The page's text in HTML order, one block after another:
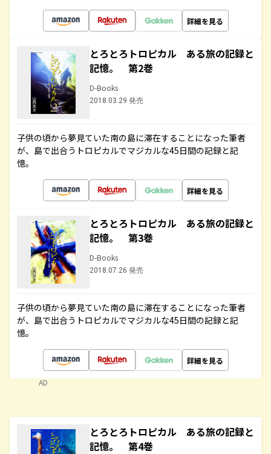
詳細を見る
とろとろトロピカル ある旅の記録と
記憶。 第2巻
D-Books
2018.03.29 発売
子供の頃から夢見ていた南の島に滞在することになった筆者
が、島で出合うトロピカルでマジカルな45日間の記録と記
憶。
詳細を見る
とろとろトロピカル ある旅の記録と
記憶。 第3巻
D-Books
2018.07.26 発売
子供の頃から夢見ていた南の島に滞在することになった筆者
が、島で出合うトロピカルでマジカルな45日間の記録と記
憶。
詳細を見る
AD
とろとろトロピカル ある旅の記録と
記憶。 第4巻